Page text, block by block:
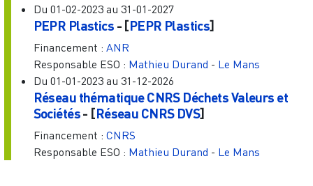
Du 01-02-2023au 31-01-2027
PEPR Plastics - [PEPR Plastics]
Financement : ANR
Responsable ESO : Mathieu Durand - Le Mans
Du 01-01-2023au 31-12-2026
Réseau thématique CNRS Déchets Valeurs et
Sociétés- [Réseau CNRS DVS]
Financement : CNRS
Responsable ESO : Mathieu Durand - Le Mans